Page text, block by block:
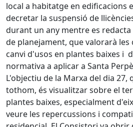
local a habitatge en edificacions
decretar la suspensió de
durant un any mentre es
de planejament, que valorarà les
canvi d'usos en plantes baixes i
normativa a aplicar a Santa
L'objectiu de la Marxa del dia 27,
tothom, és visualitzar sobre el
plantes baixes, especialment
veure les repercussions i